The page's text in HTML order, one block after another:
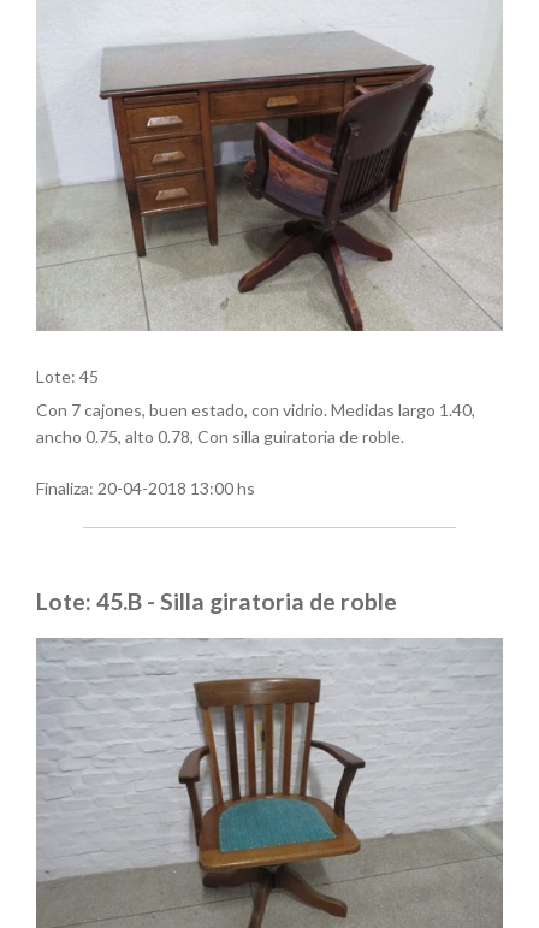
Lote: 45
Con 7 cajones, buen estado, con vidrio. Medidas largo 1.40,
ancho 0.75, alto 0.78, Con silla guiratoria de roble.
Finaliza: 20-04-2018 13:00 hs
Lote: 45.B - Silla giratoria de roble